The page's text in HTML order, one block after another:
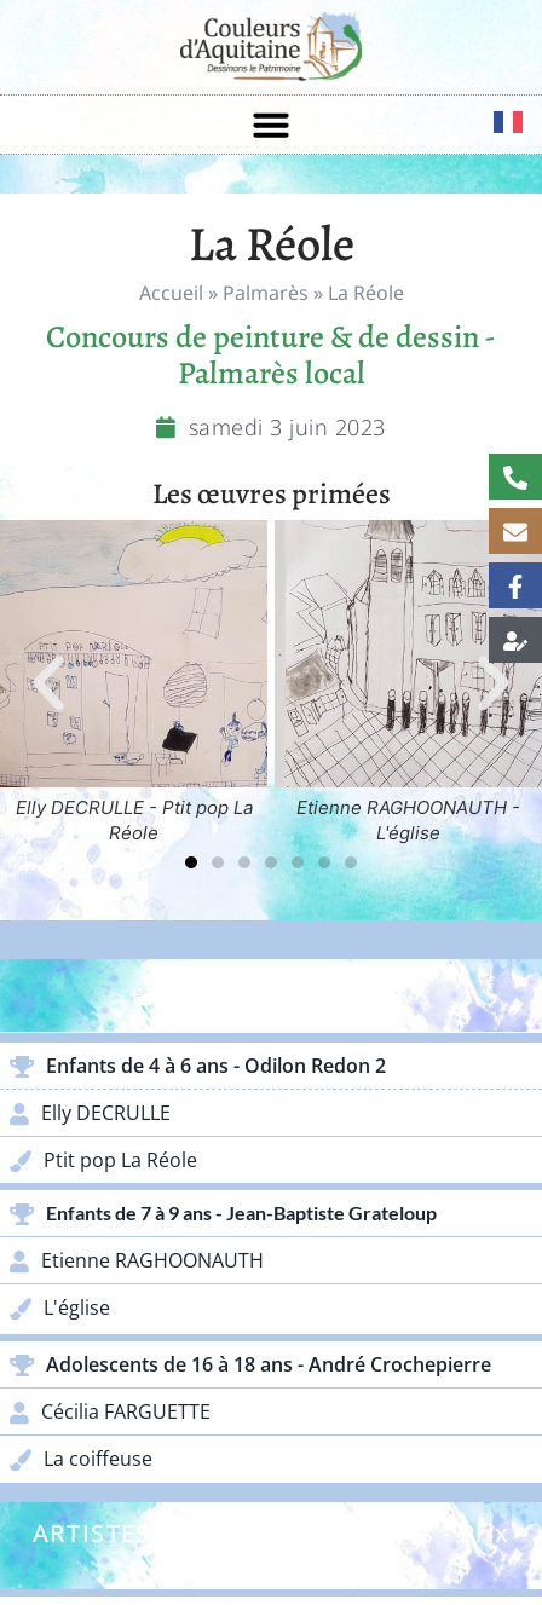
La Réole
Accueil » Palmarès » La Réole
Concours de peinture & de dessin -
Palmarès local
samedi 3 juin 2023
Les œuvres primées
Etienne RAGHOONAUTH -
L'église
Cécilia FARGUETTE - La
coiffeuse
ENFANTS & ADOLESCENTS
Enfants de 4 à 6 ans - Odilon Redon 2
Elly DECRULLE
Ptit pop La Réole
Enfants de 7 à 9 ans - Jean-Baptiste Grateloup
Etienne RAGHOONAUTH
L'église
Adolescents de 16 à 18 ans - André Crochepierre
Cécilia FARGUETTE
La coiffeuse
ARTISTES DÉBUTANTS - Adultes - Prix